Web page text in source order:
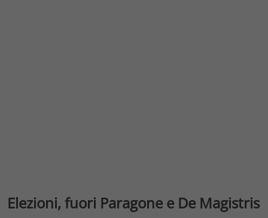
Elezioni, fuori Paragone e De Magistris